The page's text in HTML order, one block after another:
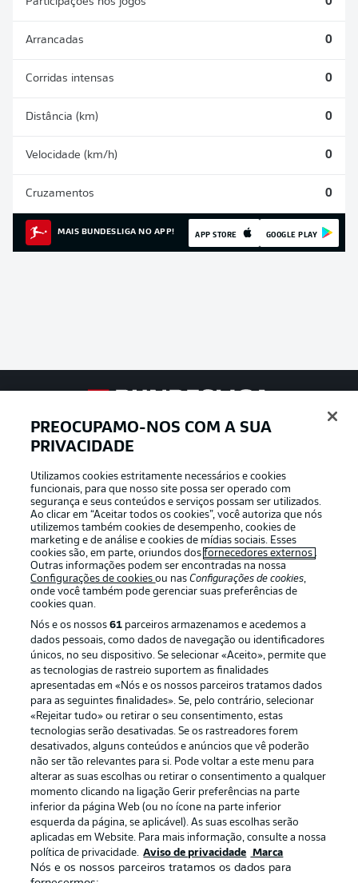
Arrancadas 0
Corridas intensas 0
Distância (km) 0
Velocidade (km/h) 0
Cruzamentos 0
MAIS BUNDESLIGA NO APP! APP STORE GOOGLE PLAY
Football as it’s meant to be
APLICATIVO DA BUNDESLIGA
Oferecido por
Publicidade Avisos legais
Aviso de privacidade
Termos de uso Emissoras
Trabalhe conosco Marca
PREOCUPAMO-NOS COM A SUA
PRIVACIDADE
Utilizamos cookies estritamente necessários e cookies
funcionais, para que nosso site possa ser operado com
segurança e seus conteúdos e serviços possam ser utilizados.
Ao clicar em “Aceitar todos os cookies”, você autoriza que nós
utilizemos também cookies de desempenho, cookies de
marketing e de análise e cookies de mídias sociais. Esses
cookies são, em parte, oriundos dosfornecedores externos .
Outras informações podem ser encontradas na nossa
Configurações de cookiesou nasConfigurações de cookies,
onde você também pode gerenciar suas preferências de
cookies quan.
Nós e os nossos61 parceiros armazenamos e acedemos a
dados pessoais, como dados de navegação ou identificadores
únicos, no seu dispositivo. Se selecionar «Aceito», permite que
as tecnologias de rastreio suportem as finalidades
apresentadas em «Nós e os nossos parceiros tratamos dados
para as seguintes finalidades». Se, pelo contrário, selecionar
«Rejeitar tudo» ou retirar o seu consentimento, estas
tecnologias serão desativadas. Se os rastreadores forem
desativados, alguns conteúdos e anúncios que vê poderão
não ser tão relevantes para si. Pode voltar a este menu para
alterar as suas escolhas ou retirar o consentimento a qualquer
momento clicando na ligação Gerir preferências na parte
inferior da página Web (ou no ícone na parte inferior
esquerda da página, se aplicável). As suas escolhas serão
aplicadas em Website. Para mais informação, consulte a nossa
política de privacidade. Aviso de privacidade Marca
Nós e os nossos parceiros tratamos os dados para